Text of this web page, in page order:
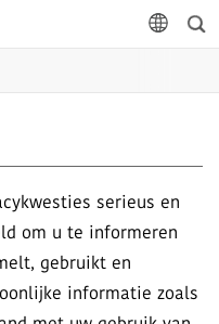
serieus en
om u te informeren
gebruikt en
informatie zoals